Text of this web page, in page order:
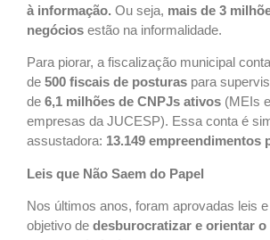
à informação. Ou seja, mais de 3
negócios estão na informalidade.
Para piorar, a fiscalização municipal
de 500 fiscais de posturas para
de 6,1 milhões de CNPJs ativos (MEIs
empresas da JUCESP). Essa conta é
assustadora: 13.149 empreendimentos
Leis que Não Saem do Papel
Nos últimos anos, foram aprovadas leis
objetivo de desburocratizar e orientar o